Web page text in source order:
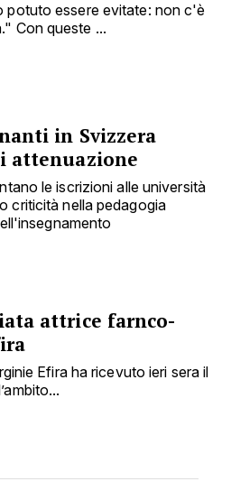
potuto essere evitate: non c'è
Con queste ...
in Svizzera
attenuazione
le iscrizioni alle università
criticità nella pedagogia
attrice farnco-
Efira ha ricevuto ieri sera il